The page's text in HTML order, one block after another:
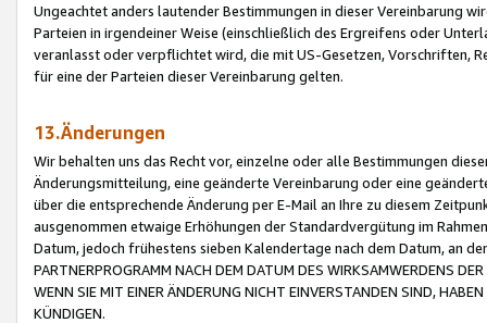
Ungeachtet anders lautender Bestimmungen in dieser Vereinbarung
Parteien in irgendeiner Weise (einschließlich des Ergreifens oder
veranlasst oder verpflichtet wird, die mit US-Gesetzen, Vorschriften,
für eine der Parteien dieser Vereinbarung gelten.
13.Änderungen
Wir behalten uns das Recht vor, einzelne oder alle Bestimmungen
Änderungsmitteilung, eine geänderte Vereinbarung oder eine
über die entsprechende Änderung per E-Mail an Ihre zu diesem
ausgenommen etwaige Erhöhungen der Standardvergütung im
Datum, jedoch frühestens sieben Kalendertage nach dem Datum, an
PARTNERPROGRAMM NACH DEM DATUM DES WIRKSAMWERDENS
WENN SIE MIT EINER ÄNDERUNG NICHT EINVERSTANDEN SIND,
KÜNDIGEN.